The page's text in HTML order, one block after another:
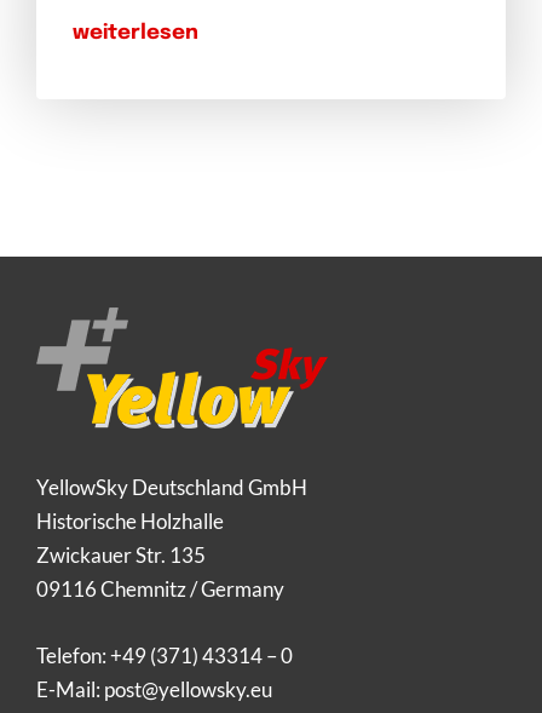
weiterlesen
YellowSky Deutschland GmbH
Historische Holzhalle
Zwickauer Str. 135
09116 Chemnitz / Germany
Telefon:+49 (371) 43314 – 0
E-Mail: post@yellowsky.eu